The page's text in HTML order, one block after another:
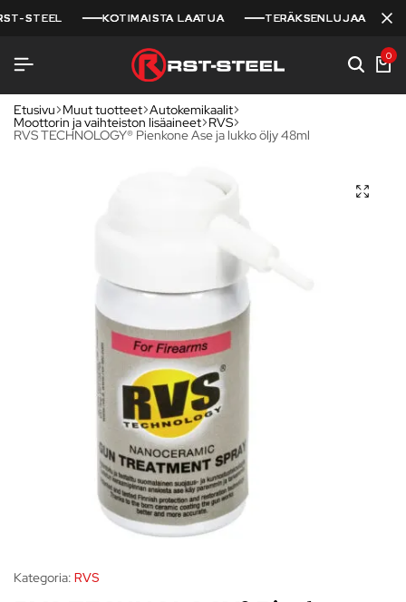
KOTIMAISTA LAATUA TERÄKSENLUJAA
KOTIMAISTA LAATUA TERÄKSENLUJAA
KOTIMAISTA LAATUA TERÄKSENLUJAA
0
Etusivu Muut tuotteet Autokemikaalit
Moottorin ja vaihteiston lisäaineet RVS
RVS TECHNOLOGY® Pienkone Ase ja lukko öljy 48ml
Kategoria: RVS